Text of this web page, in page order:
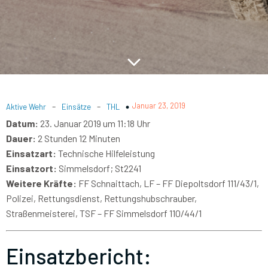
Aktive Wehr - Einsätze - THL Januar 23, 2019
Datum: 23. Januar 2019 um 11:18 Uhr
Dauer: 2 Stunden 12 Minuten
Einsatzart: Technische Hilfeleistung
Einsatzort: Simmelsdorf; St2241
Weitere Kräfte: FF Schnaittach, LF – FF Diepoltsdorf 111/43/1,
Polizei, Rettungsdienst, Rettungshubschrauber,
Straßenmeisterei, TSF – FF Simmelsdorf 110/44/1
Einsatzbericht: